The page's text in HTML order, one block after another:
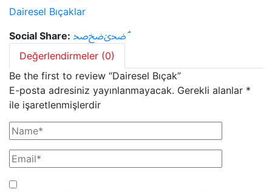
Dairesel Bıçaklar
Social Share:
Değerlendirmeler (0)
Be the first to review “Dairesel Bıçak”
E-posta adresiniz yayınlanmayacak. Gerekli alanlar *
ile işaretlenmişlerdir